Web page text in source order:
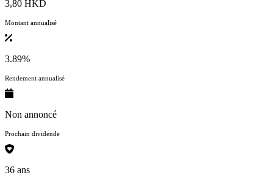
3,80 HKD
Montant annualisé
3.89%
Rendement annualisé
Non annoncé
Prochain dividende
36 ans